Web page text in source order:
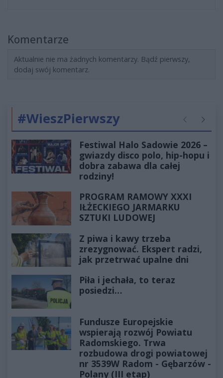
Komentarze
Aktualnie nie ma żadnych komentarzy. Bądź pierwszy,
dodaj swój komentarz.
#WieszPierwszy Poprzednie
Festiwal Halo Sadowie 2026 –
gwiazdy disco polo, hip-hopu i
dobra zabawa dla całej
rodziny!
PROGRAM RAMOWY XXXI
IŁŻECKIEGO JARMARKU
SZTUKI LUDOWEJ
Z piwa i kawy trzeba
zrezygnować. Ekspert radzi,
jak przetrwać upalne dni
Piła i jechała, to teraz
posiedzi…
Fundusze Europejskie
wspierają rozwój Powiatu
Radomskiego. Trwa
rozbudowa drogi powiatowej
nr 3539W Radom - Gębarzów -
Polany (III etap)